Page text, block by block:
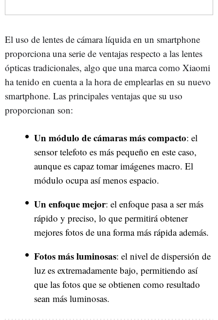
El uso de lentes de cámara líquida en un smartphone
proporciona una serie de ventajas respecto a las lentes
ópticas tradicionales, algo que una marca como Xiaomi
ha tenido en cuenta a la hora de emplearlas en su nuevo
smartphone. Las principales ventajas que su uso
proporcionan son:
Un módulo de cámaras más compacto: el
sensor telefoto es más pequeño en este caso,
aunque es capaz tomar imágenes macro. El
módulo ocupa así menos espacio.
Un enfoque mejor: el enfoque pasa a ser más
rápido y preciso, lo que permitirá obtener
mejores fotos de una forma más rápida además.
Fotos más luminosas: el nivel de dispersión de
luz es extremadamente bajo, permitiendo así
que las fotos que se obtienen como resultado
sean más luminosas.